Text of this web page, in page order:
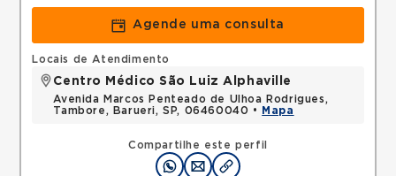
Agende uma consulta
Compartilhe este perfil
Locais de Atendimento
Centro Médico São Luiz Alphaville
Avenida Marcos Penteado de Ulhoa Rodrigues,
Tambore, Barueri, SP, 06460040 •
Mapa